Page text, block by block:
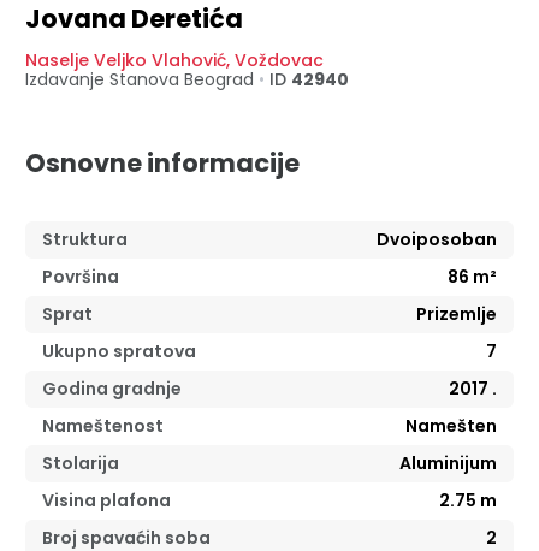
Jovana Deretića
Naselje Veljko Vlahović, Voždovac
Izdavanje Stanova Beograd • ID 42940
Osnovne informacije
Struktura
Dvoiposoban
Površina
86 m²
Sprat
Prizemlje
Ukupno spratova
7
Godina gradnje
2017 .
Nameštenost
Namešten
Stolarija
Aluminijum
Visina plafona
2.75 m
Broj spavaćih soba
2